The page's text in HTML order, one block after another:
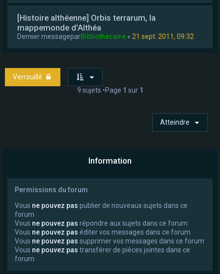
[Histoire althéenne] Orbis terrarum, la
mappemonde d'Althéa
Dernier messageparBibliothécaire « 21 sept. 2011, 09:32
Verrouillé
9 sujets •Page 1 sur 1
Atteindre
Information
Permissions du forum
Vous ne pouvez pas publier de nouveaux sujets dans ce
forum
Vous ne pouvez pas répondre aux sujets dans ce forum
Vous ne pouvez pas éditer vos messages dans ce forum
Vous ne pouvez pas supprimer vos messages dans ce forum
Vous ne pouvez pas transférer de pièces jointes dans ce
forum